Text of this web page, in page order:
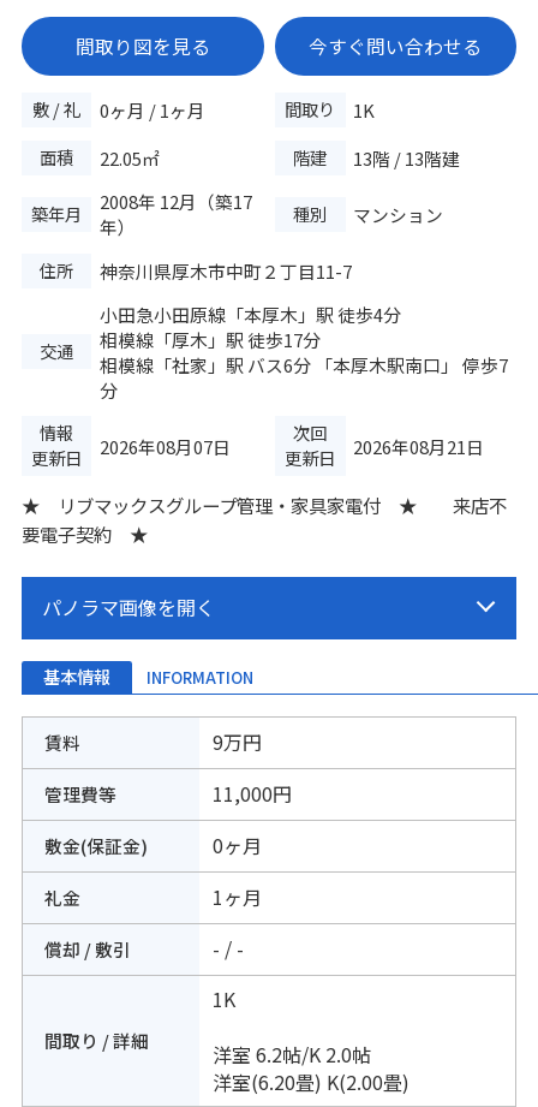
間取り図を見る 今すぐ問い合わせる
敷 / 礼 0ヶ月 / 1ヶ月 間取り
1K
面積
22.05㎡ 階建 13階 / 13階建
築年月
2008年 12月（築17
年）
種別 マンション
住所 神奈川県厚木市中町２丁目11-7
交通
小田急小田原線「本厚木 」駅 徒歩4分
相模線「厚木 」駅 徒歩17分
相模線「社家 」駅 バス6分 「本厚木駅南口」 停歩7
分
情報
更新日
2026年08月07日
次回
更新日
2026年08月21日
★ リブマックスグループ管理・家具家電付 ★ 来店不
要電子契約 ★
基本情報 INFORMATION
賃料 9万円
管理費等 11,000円
敷金(保証金) 0ヶ月
礼金 1ヶ月
償却 / 敷引 - / -
間取り / 詳細
1K
洋室 6.2帖/K 2.0帖
洋室(6.20畳) K(2.00畳)